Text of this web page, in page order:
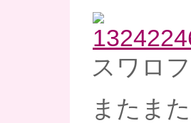
スワロ
またま